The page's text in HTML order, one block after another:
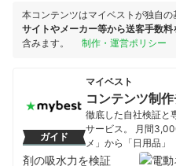
本コンテンツはマイベストが独自の
サイトやメーカー等から送客手数料
含みます。
制作・運営ポリシー
ガイド
マイベスト
コンテンツ制
徹底した自社検証と
サービス。 月間
メ」から「日用品」
ストな商品を選んで